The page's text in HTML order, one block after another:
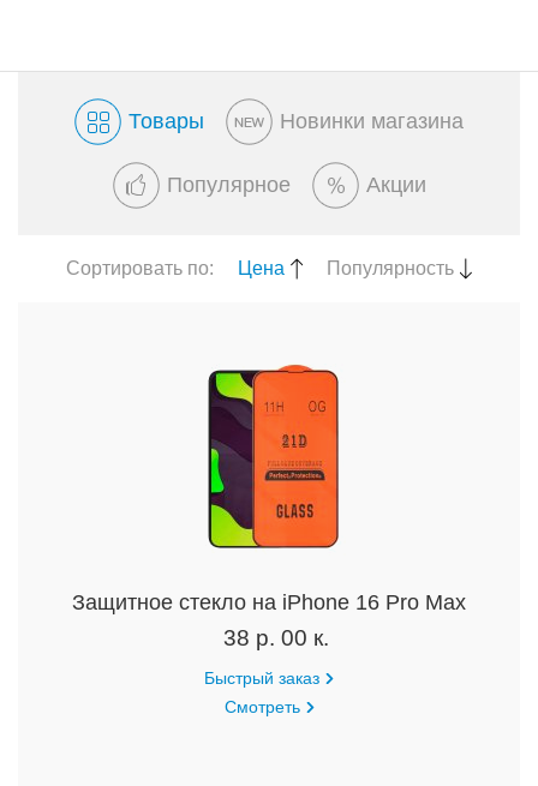
Товары Новинки магазина
Популярное Акции
Сортировать по: Цена Популярность
Защитное стекло на iPhone 16 Pro Max
38 р. 00 к.
Быстрый заказ
Смотреть